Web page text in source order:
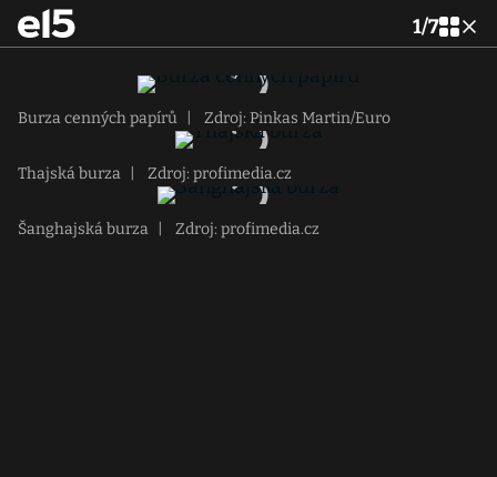
1/7
Burza cenných papírů Zdroj: Pinkas Martin/Euro
Thajská burza Zdroj: profimedia.cz
Šanghajská burza Zdroj: profimedia.cz